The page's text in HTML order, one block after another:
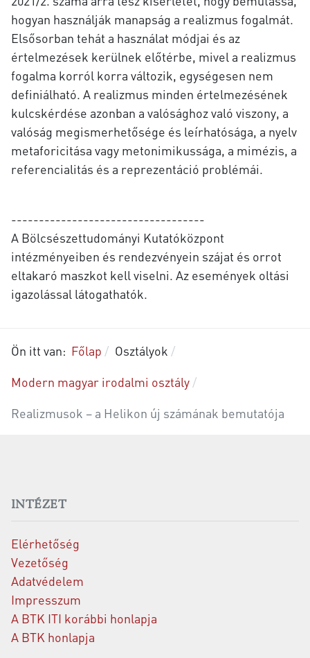
hogyan használják manapság a realizmus fogalmát.
Elsősorban tehát a használat módjai és az
értelmezések kerülnek előtérbe, mivel a realizmus
fogalma korról korra változik, egységesen nem
definiálható. A realizmus minden értelmezésének
kulcskérdése azonban a valósághoz való viszony, a
valóság megismerhetősége és leírhatósága, a nyelv
metaforicitása vagy metonimikussága, a mimézis, a
referencialitás és a reprezentáció problémái.
-----------------------------------
A Bölcsészettudományi Kutatóközpont
intézményeiben és rendezvényein szájat és orrot
eltakaró maszkot kell viselni. Az események oltási
igazolással látogathatók.
Ön itt van: Főlap
Osztályok
Modern magyar irodalmi osztály
Realizmusok – a Helikon új számának bemutatója
INTÉZET
Elérhetőség
Vezetőség
Adatvédelem
Impresszum
A BTK ITI korábbi honlapja
A BTK honlapja